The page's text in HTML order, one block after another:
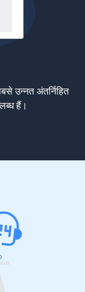
उन्नत अंतर्निहित
हैं।